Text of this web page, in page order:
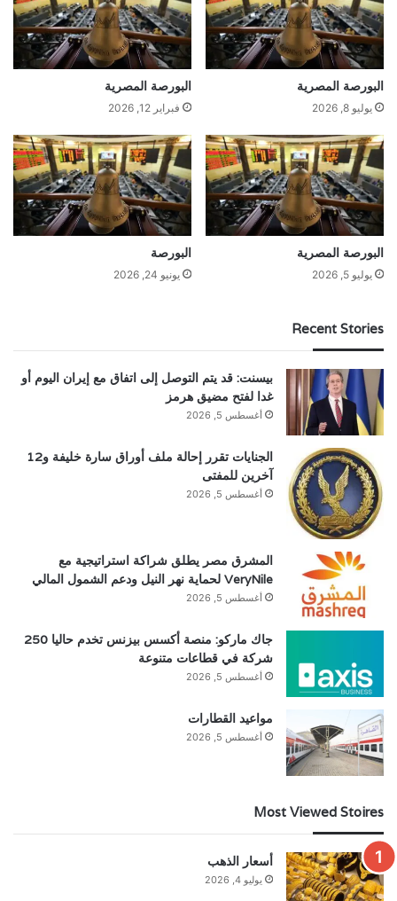
البورصة المصرية
يوليو 8, 2026
البورصة المصرية
فبراير 12, 2026
البورصة المصرية
يوليو 5, 2026
البورصة
يونيو 24, 2026
Recent Stories
بيسنت: قد يتم التوصل إلى اتفاق مع إيران اليوم أو
غدا لفتح مضيق هرمز
أغسطس 5, 2026
الجنايات تقرر إحالة ملف أوراق سارة خليفة و12
آخرين للمفتى
أغسطس 5, 2026
المشرق مصر يطلق شراكة استراتيجية مع
VeryNile لحماية نهر النيل ودعم الشمول المالي
أغسطس 5, 2026
جاك ماركو: منصة أكسس بيزنس تخدم حاليا 250
شركة في قطاعات متنوعة
أغسطس 5, 2026
مواعيد القطارات
أغسطس 5, 2026
Most Viewed Stoires
أسعار الذهب
يوليو 4, 2026